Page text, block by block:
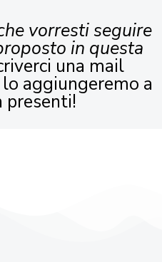
vorresti seguire
in questa
una mail
aggiungeremo a